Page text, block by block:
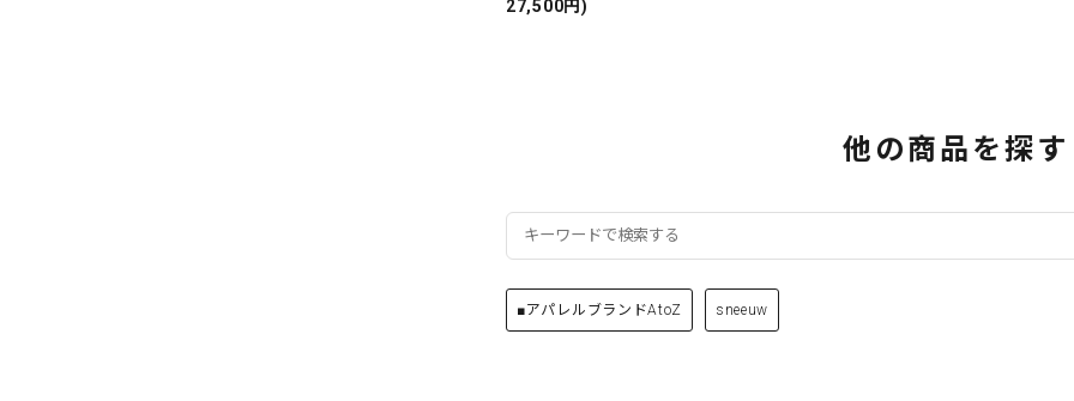
27,500円)
他の商品を探す
■アパレルブランドAtoZ sneeuw